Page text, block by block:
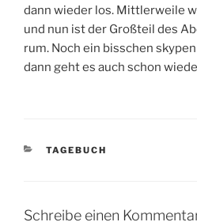
dann wieder los. Mittlerweile
und nun ist der Großteil des
rum. Noch ein bisschen
dann geht es auch schon
KATEGORIEN
TAGEBUCH
Schreibe einen